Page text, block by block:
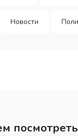
Новости
посмотреть